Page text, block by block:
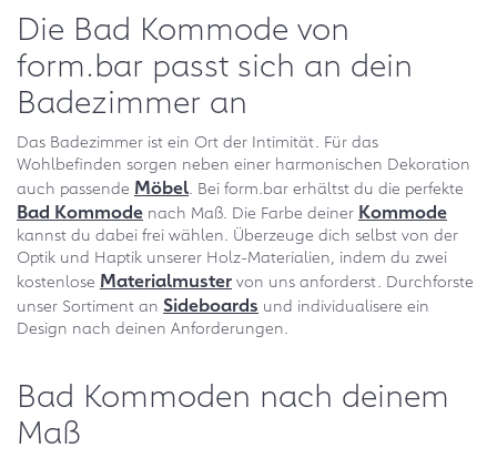
Die Bad Kommode von
form.bar passt sich an dein
Badezimmer an
Das Badezimmer ist ein Ort der Intimität. Für das
Wohlbefinden sorgen neben einer harmonischen Dekoration
auch passende Möbel . Bei form.bar erhältst du die perfekte
Bad Kommode nach Maß. Die Farbe deiner Kommode
kannst du dabei frei wählen. Überzeuge dich selbst von der
Optik und Haptik unserer Holz-Materialien, indem du zwei
kostenlose Materialmuster von uns anforderst. Durchforste
unser Sortiment an Sideboards und individualisere ein
Design nach deinen Anforderungen.
Bad Kommoden nach deinem
Maß